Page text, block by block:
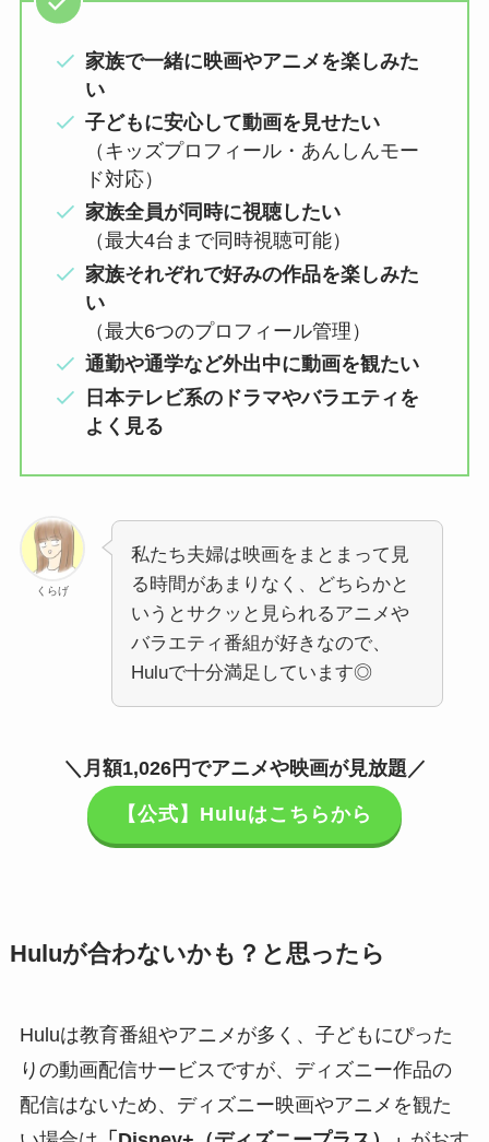
家族で一緒に映画やアニメを楽しみた
い
子どもに安心して動画を見せたい
（キッズプロフィール・あんしんモー
ド対応）
家族全員が同時に視聴したい
（最大4台まで同時視聴可能）
家族それぞれで好みの作品を楽しみた
い
（最大6つのプロフィール管理）
通勤や通学など外出中に動画を観たい
日本テレビ系のドラマやバラエティを
よく見る
くらげ
私たち夫婦は映画をまとまって見
る時間があまりなく、どちらかと
いうとサクッと見られるアニメや
バラエティ番組が好きなので、
Huluで十分満足しています◎
＼月額1,026円でアニメや映画が見放題／
【公式】Huluはこちらから
Huluが合わないかも？と思ったら
Huluは教育番組やアニメが多く、子どもにぴった
りの動画配信サービスですが、ディズニー作品の
配信はないため、ディズニー映画やアニメを観た